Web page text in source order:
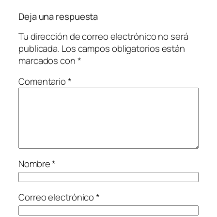
Deja una respuesta
Tu dirección de correo electrónico no será
publicada. Los campos obligatorios están
marcados con*
Comentario*
Nombre*
Correo electrónico*